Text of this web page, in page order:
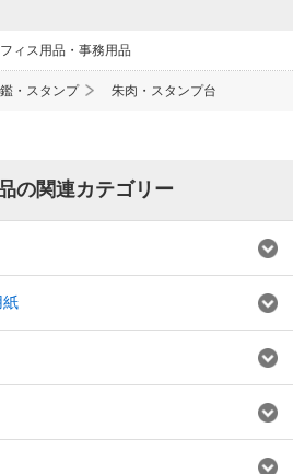
ィス用品・事務用品
・スタンプ 朱肉・スタンプ台
の関連カテゴリー
紙